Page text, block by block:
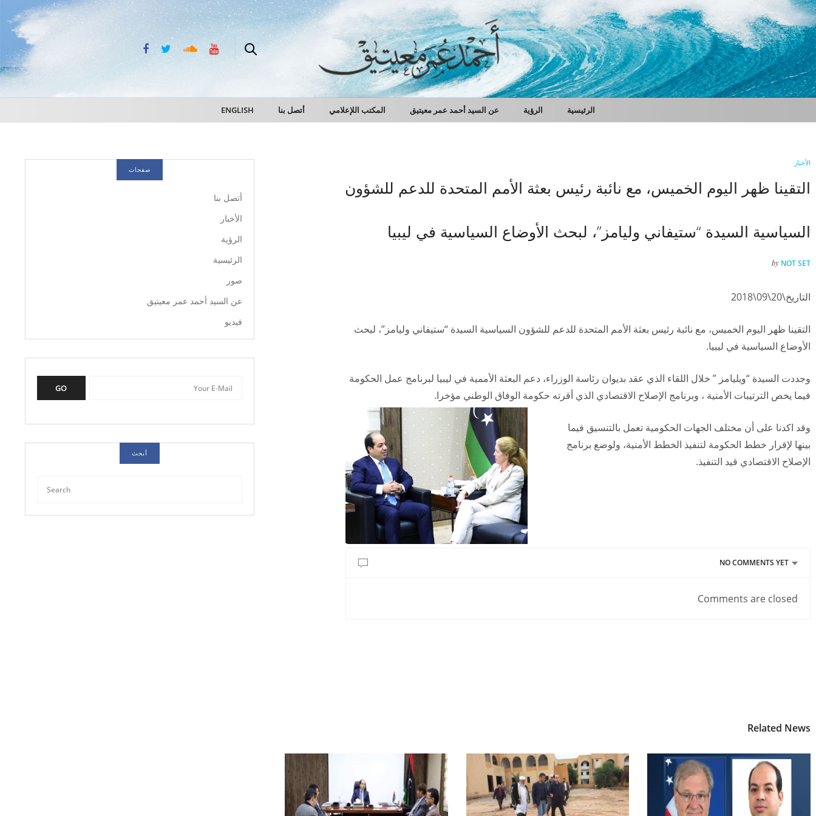
الرئيسية الرؤية عن السيد أحمد عمر معيتيق المكتب اللإعلامي أتصل بنا ENGLISH
الأخبار
التقينا ظهر اليوم الخميس، مع نائبة رئيس بعثة الأمم المتحدة للدعم للشؤون
السياسية السيدة “ستيفاني وليامز”، لبحث الأوضاع السياسية في ليبيا
by NOT SET
التاريخ\20\09\2018
التقينا ظهر اليوم الخميس، مع نائبة رئيس بعثة الأمم المتحدة للدعم للشؤون السياسية السيدة “ستيفاني وليامز”، لبحث
الأوضاع السياسية في ليبيا.
وجددت السيدة “ويليامز ” خلال اللقاء الذي عقد بديوان رئاسة الوزراء، دعم البعثة الأممية في ليبيا لبرنامج عمل الحكومة
فيما يخص الترتيبات الأمنية ، وبرنامج الإصلاح الاقتصادي الذي أقرته حكومة الوفاق الوطني مؤخرا.
وقد اكدنا على أن مختلف الجهات الحكومية تعمل بالتنسيق فيما
بينها لإقرار خطط الحكومة لتنفيذ الخطط الأمنية، ولوضع برنامج
الإصلاح الاقتصادي قيد التنفيذ.
NO COMMENTS YET
Comments are closed
Related News
صفحات
أتصل بنا
الأخبار
الرؤية
الرئيسية
صور
عن السيد أحمد عمر معيتيق
فيديو
GO
أبحث